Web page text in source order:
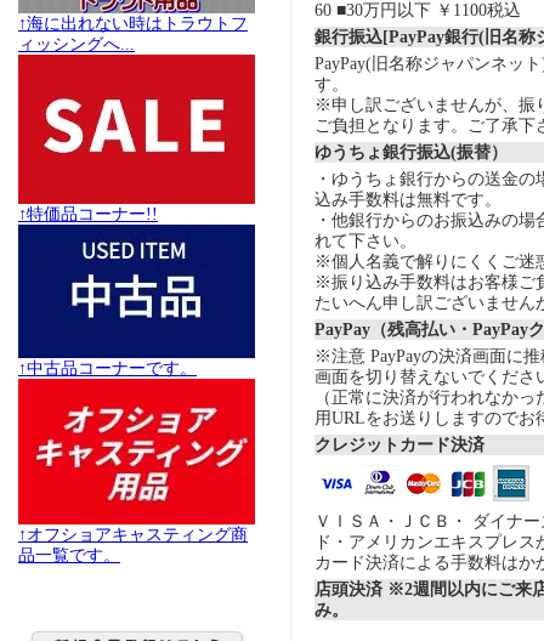
↑海に出れない時はトラウトフ
ィッシングへ...
↑特価品コーナー!!
↑中古品コーナーです。
↑オフショアキャスティング商
品一覧です。
60 ■30万円以下 ￥1100税込
銀行振込[PayPay銀行(旧名称
PayPay(旧名称ジャパンネッ
す。
※申し訳ございませんが、振
ご負担となります。ご了承下
ゆうちょ銀行振込(振替）
・ゆうちょ銀行からの送金
込み手数料は無料です。
・他銀行からのお振込みの場
れて下さい。
※個人名義で解りにくくご迷
※振り込み手数料はお客様ご
たいへん申し訳ございません
PayPay（残高払い・PayPay
※注意 PayPayの決済画面に
画面を切り替えないでくださ
（正常に決済が行われなか
用URLをお送りしますのでお
クレジットカード決済
ＶＩＳＡ・ＪＣＢ・ ダイナ
ド・アメリカンエキスプレ
カード決済による手数料はか
店頭決済 ※2週間以内にご来
み。